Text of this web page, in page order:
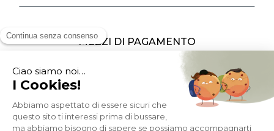
MEZZI DI PAGAMENTO
SOCIAL NETWORK